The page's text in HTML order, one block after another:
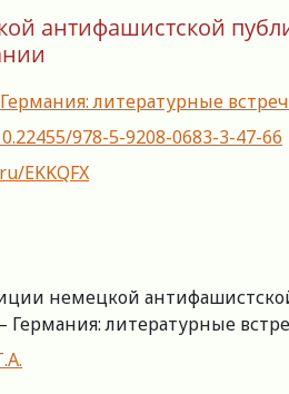
антифашистской
литературные
978-5-9208-0683-3-47-66
EKKQFX
немецкой
литературные